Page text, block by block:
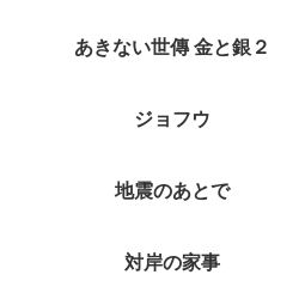
あきない世傳 金と銀２
ジョフウ
地震のあとで
対岸の家事